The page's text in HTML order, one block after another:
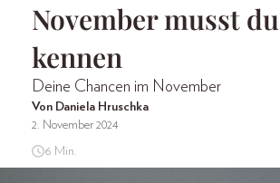
November musst du
kennen
Deine Chancen im November
Von Daniela Hruschka
2. November 2024
6 Min.